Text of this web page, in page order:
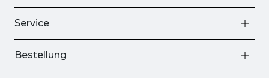
Service
Bestellung